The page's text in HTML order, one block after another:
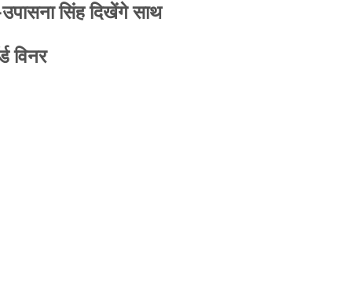
उपासना सिंह दिखेंगे साथ
विनर